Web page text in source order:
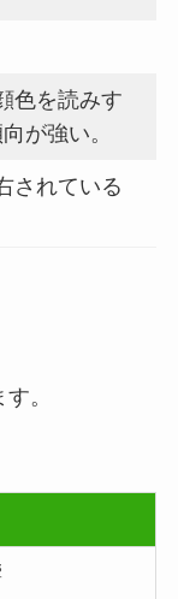
色を読みす
が強い。
されている
。